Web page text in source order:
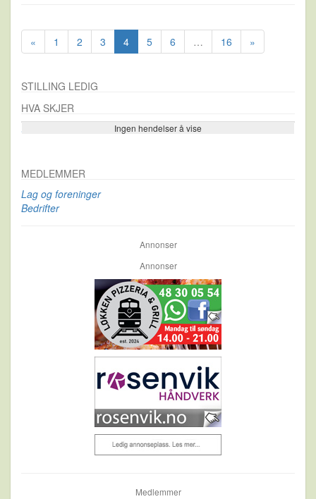
« 1 2 3 4 5 6 … 16 »
STILLING LEDIG
HVA SKJER
Ingen hendelser å vise
Se flere…
MEDLEMMER
Lag og foreninger
Bedrifter
Annonser
Annonser
Medlemmer